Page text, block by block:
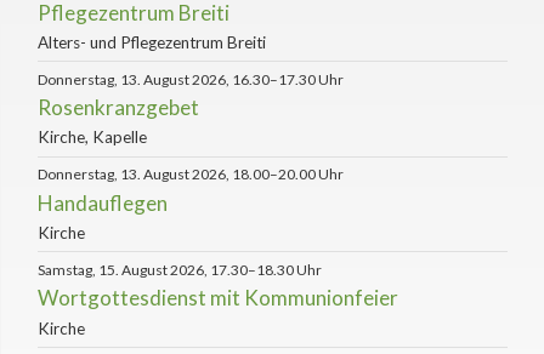
Pflegezentrum Breiti
Alters- und Pflegezentrum Breiti
Donnerstag, 13. August 2026, 16.30–17.30 Uhr
Rosenkranzgebet
Kirche, Kapelle
Donnerstag, 13. August 2026, 18.00–20.00 Uhr
Handauflegen
Kirche
Samstag, 15. August 2026, 17.30–18.30 Uhr
Wortgottesdienst mit Kommunionfeier
Kirche